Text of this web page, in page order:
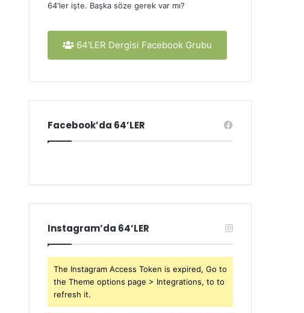
64'ler işte. Başka söze gerek var mı?
64'LER Dergisi Facebook Grubu
Facebook’da 64’LER
Instagram’da 64’LER
The Instagram Access Token is expired, Go to
the Theme options page > Integrations, to to
refresh it.